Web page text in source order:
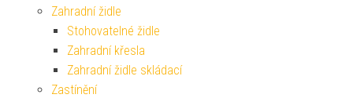
Zahradní židle
Stohovatelné židle
Zahradní křesla
Zahradní židle skládací
Zastínění